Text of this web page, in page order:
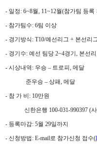
- 일정: 6~8월, 11~12월(참가팀 등록
- 참가팀수: 6팀 이상
- 경기방식 : T10/예선리그 + 본선 리
- 경기수: 예선 팀당 2~4경기 , 본선
- 시상내역 : 우승 – 트로피 , 메달
준우승 – 상패, 메달
- 참 가 비 : 10만원
신한은행 100-031-990397 (사
- 등록마감: 5월 29일까지
- 신청방법 : E-mail로 참가신청 접수(